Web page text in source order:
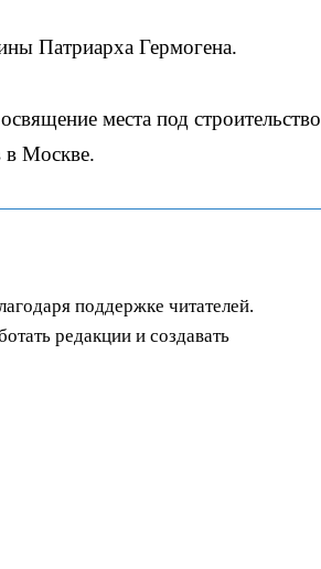
Патриарха Гермогена.
места под строительство
в Москве.
поддержке читателей.
редакции и создавать